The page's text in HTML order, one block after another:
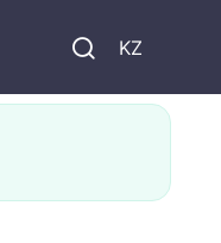
KZ